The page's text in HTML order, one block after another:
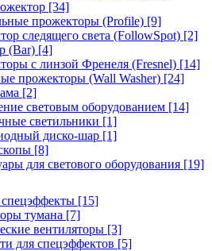
[34]
прожекторы (Profile) [9]
следящего света (FollowSpot) [2]
(Bar) [4]
с линзой Френеля (Fresnel) [14]
прожекторы (Wall Washer) [24]
[2]
световым оборудованием [14]
светильники [1]
диско-шар [1]
[8]
для светового оборудования [19]
[15]
тумана [7]
вентиляторы [3]
для спецэффектов [5]